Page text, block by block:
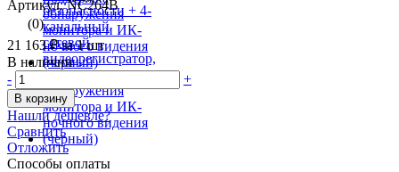
Артикул: NC264B
(0)
21 163 ₽за 1 шт
В наличии
-
+
В корзину
Нашли дешевле?
Сравнить
Отложить
Способы оплаты